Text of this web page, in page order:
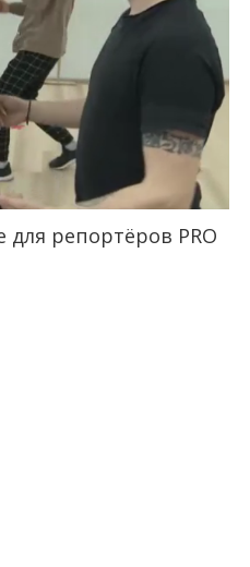
репортёров PRO